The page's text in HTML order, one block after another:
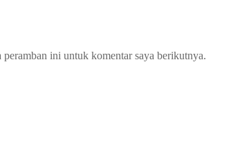
ini untuk komentar saya berikutnya.